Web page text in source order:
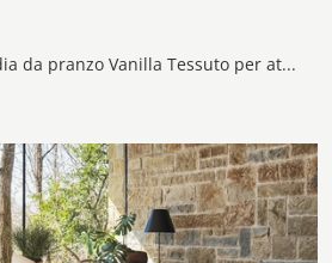
Ti presentiamo la sedia da pranzo Vanilla Tessuto per atmosfere design, tra le più belle Sedie fisse di Calligaris.